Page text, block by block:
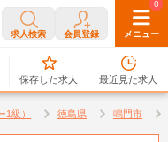
求人検索 会員登録 メニュー
0
保存した求人
0
最近見た求人
級） 徳島県 鳴門市